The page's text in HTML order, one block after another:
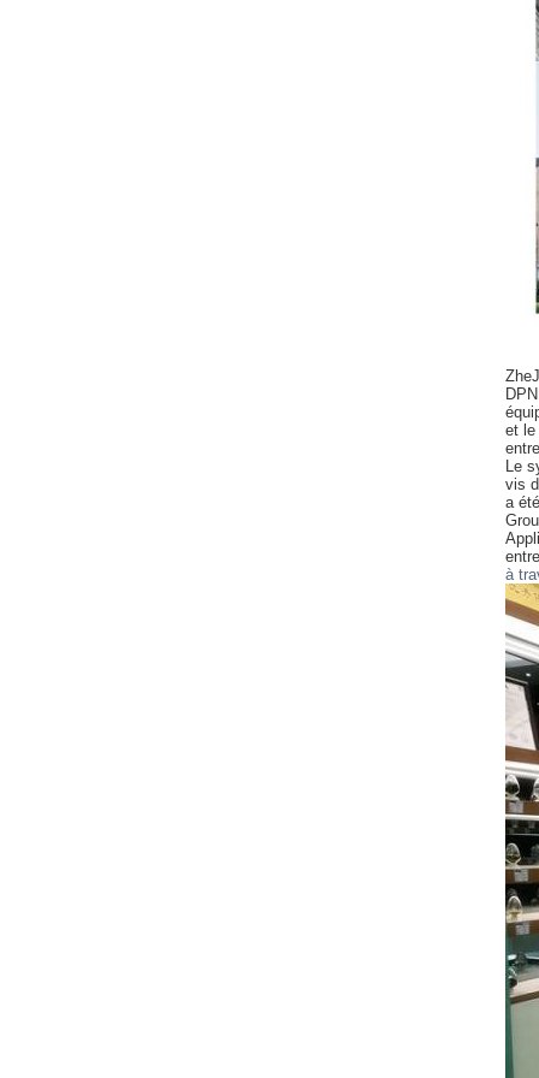
DPN
et
Le
vis
a
à